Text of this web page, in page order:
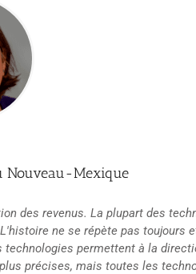
Nouveau-Mexique
des revenus. La plupart des
ne se répète pas toujours
permettent à la
précises, mais toutes les